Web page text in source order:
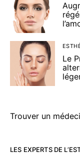
Le
Trouver un
LES EXPERTS DE